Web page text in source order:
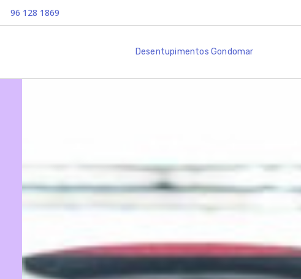
96 128 1869
Desentupimentos Gondomar